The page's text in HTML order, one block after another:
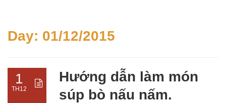
Day: 01/12/2015
1
TH12
Hướng dẫn làm món
súp bò nấu nấm.